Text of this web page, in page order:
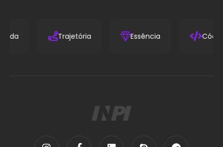
Trajetória Essência